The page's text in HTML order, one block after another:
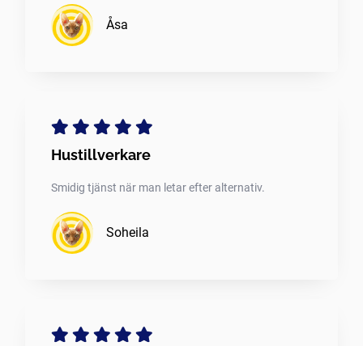
Åsa
Hustillverkare
Smidig tjänst när man letar efter alternativ.
Soheila